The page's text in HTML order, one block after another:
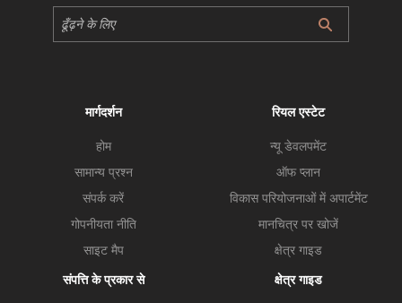
मार्गदर्शन
होम
सामान्य प्रश्न
संपर्क करें
गोपनीयता नीति
साइट मैप
रियल एस्टेट
न्यू डेवलपमेंट
ऑफ प्लान
विकास परियोजनाओं में अपार्टमेंट
मानचित्र पर खोजें
क्षेत्र गाइड
संपत्ति के प्रकार से क्षेत्र गाइड